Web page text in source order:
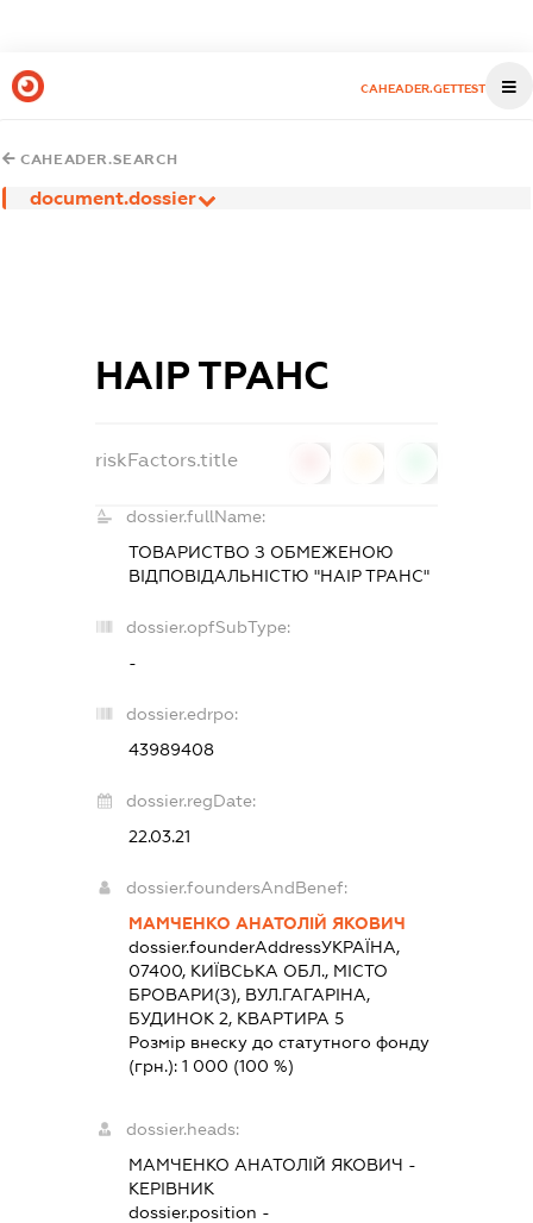
CAHEADER.GETTEST
CAHEADER.SEARCH
document.dossier
НАІР ТРАНС
riskFactors.title
dossier.fullName:
ТОВАРИСТВО З ОБМЕЖЕНОЮ
ВІДПОВІДАЛЬНІСТЮ "НАІР ТРАНС"
dossier.opfSubType:
-
dossier.edrpo:
43989408
dossier.regDate:
22.03.21
dossier.foundersAndBenef:
МАМЧЕНКО АНАТОЛІЙ ЯКОВИЧ
dossier.founderAddressУКРАЇНА,
07400, КИЇВСЬКА ОБЛ., МІСТО
БРОВАРИ(З), ВУЛ.ГАГАРІНА,
БУДИНОК 2, КВАРТИРА 5
Розмір внеску до статутного фонду
(грн.):1 000 (100 %)
dossier.heads:
МАМЧЕНКО АНАТОЛІЙ ЯКОВИЧ -
КЕРІВНИК
dossier.position -